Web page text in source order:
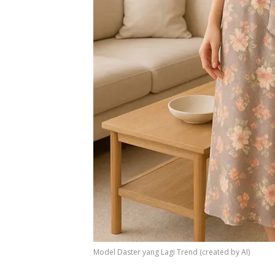
Model Daster yang Lagi Trend (created by AI)